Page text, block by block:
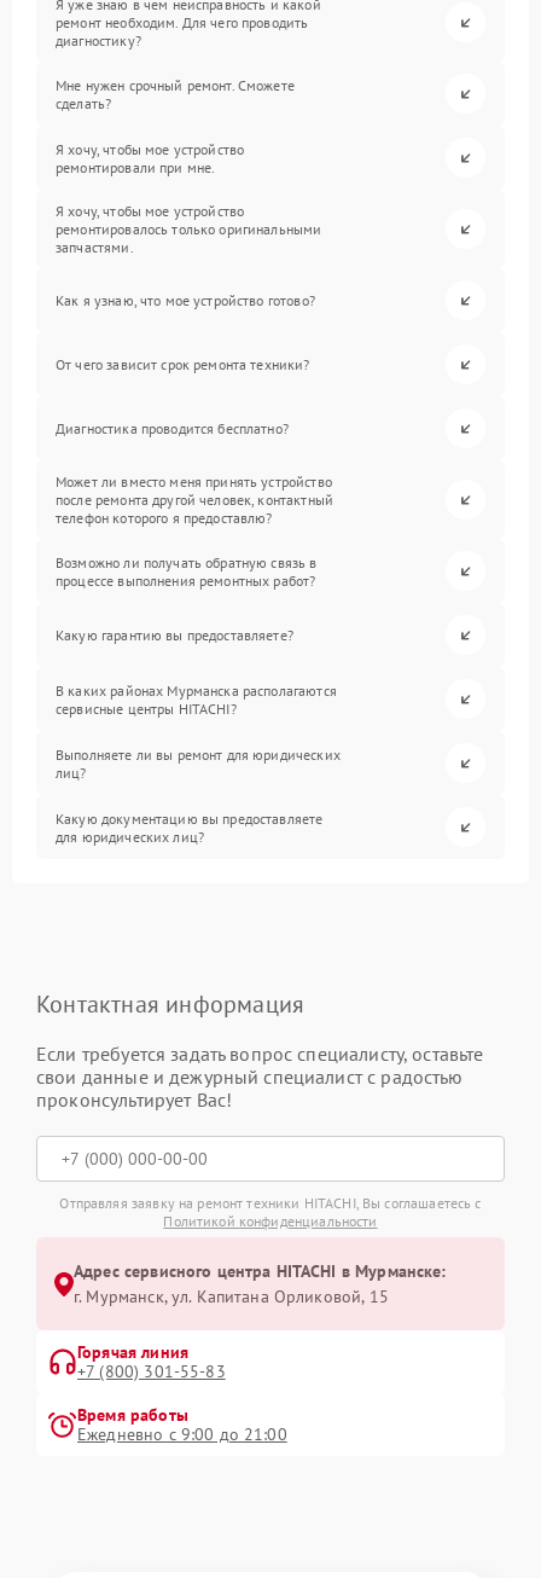
Я уже знаю в чем неисправность и какой
ремонт необходим. Для чего проводить
диагностику?
Мне нужен срочный ремонт. Сможете
сделать?
Я хочу, чтобы мое устройство
ремонтировали при мне.
Я хочу, чтобы мое устройство
ремонтировалось только оригинальными
запчастями.
Как я узнаю, что мое устройство готово?
От чего зависит срок ремонта техники?
Диагностика проводится бесплатно?
Может ли вместо меня принять устройство
после ремонта другой человек, контактный
телефон которого я предоставлю?
Возможно ли получать обратную связь в
процессе выполнения ремонтных работ?
Какую гарантию вы предоставляете?
В каких районах Мурманска располагаются
сервисные центры HITACHI?
Выполняете ли вы ремонт для юридических
лиц?
Какую документацию вы предоставляете
для юридических лиц?
Контактная информация
Если требуется задать вопрос специалисту, оставьте
свои данные и дежурный специалист с радостью
проконсультирует Вас!
Отправляя заявку на ремонт техники HITACHI, Вы соглашаетесь с
Политикой конфиденциальности
Адрес сервисного центра HITACHI в Мурманске:
г. Мурманск, ул. Капитана Орликовой, 15
Горячая линия
+7 (800) 301-55-83
Время работы
Ежедневно с 9:00 до 21:00